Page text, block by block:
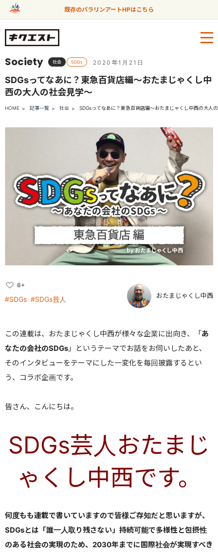
既存のパラリンアートHPはこちら
Society 社会 SDGs 2020年1月21日
SDGsってなあに？東急百貨店編～おたまじゃくし中
西の大人の社会見学～
HOME 記事一覧 社会 SDGsってなあに？東急百貨店編～おたまじゃくし中西の大人
6+
#SDGs #SDGs芸人 おたまじゃくし中西
この連載は、おたまじゃくし中西が様々な企業に出向き、「 あ
なたの会社のSDGs 」というテーマでお話をお伺いしたあと、
そのインタビューをテーマにした一変化を毎回披露するとい
う、コラボ企画です。
皆さん、こんにちは。
SDGs芸人おたまじ
ゃくし中西です。
何度もも連載で書いていますので皆様ご存知だと思いますが、
SDGsとは「誰一人取り残さない」持続可能で多様性と包摂性
のある社会の実現のため、 2030年までに国際社会が実現すべき